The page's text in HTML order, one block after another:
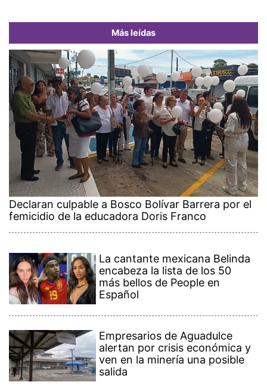
Más leídas
Declaran culpable a Bosco Bolívar Barrera por el
femicidio de la educadora Doris Franco
La cantante mexicana Belinda
encabeza la lista de los 50
más bellos de People en
Español
Empresarios de Aguadulce
alertan por crisis económica y
ven en la minería una posible
salida